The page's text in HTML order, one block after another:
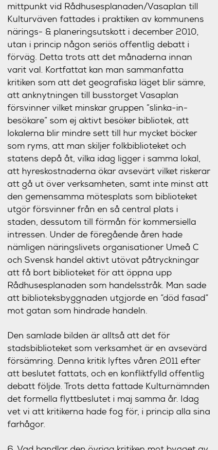
mittpunkt vid Rådhusesplanaden/Vasaplan till
Kulturväven fattades i praktiken av kommunens
närings- & planeringsutskott i december 2010,
utan i princip någon seriös offentlig debatt i
förväg. Detta trots att det månaderna innan
varit val. Kortfattat kan man sammanfatta
kritiken som att det geografiska läget blir sämre,
att anknytningen till busstorget Vasaplan
försvinner vilket minskar gruppen ”slinka-in-
besökare” som ej aktivt besöker bibliotek, att
lokalerna blir mindre sett till hur mycket böcker
som ryms, att man skiljer folkbiblioteket och
statens depå åt, vilka idag ligger i samma lokal,
att hyreskostnaderna ökar avsevärt vilket riskerar
att gå ut över verksamheten, samt inte minst att
den gemensamma mötesplats som biblioteket
utgör försvinner från en så central plats i
staden, dessutom till förmån för kommersiella
intressen. Under de föregående åren hade
nämligen näringslivets organisationer Umeå C
och Svensk handel aktivt utövat påtryckningar
att få bort biblioteket för att öppna upp
Rådhusesplanaden som handelsstråk. Man sade
att biblioteksbyggnaden utgjorde en ”död fasad”
mot gatan som hindrade handeln.
Den samlade bilden är alltså att det för
stadsbiblioteket som verksamhet är en avsevärd
försämring. Denna kritik lyftes våren 2011 efter
att beslutet fattats, och en konfliktfylld offentlig
debatt följde. Trots detta fattade Kulturnämnden
det formella flyttbeslutet i maj samma år. Idag
vet vi att kritikerna hade fog för, i princip alla sina
farhågor.